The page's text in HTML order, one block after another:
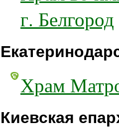
г. Белгород
Храм
Киевская